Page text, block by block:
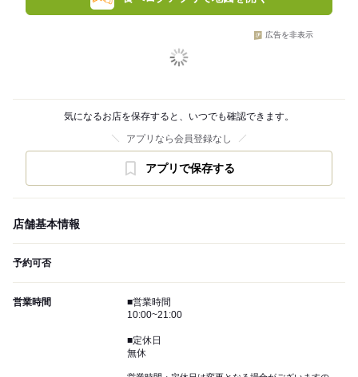
広告を非表示
気になるお店を保存すると、いつでも確認できます。
アプリなら会員登録なし
アプリで保存する
店舗基本情報
予約可否
営業時間
■営業時間
10:00~21:00
■定休日
無休